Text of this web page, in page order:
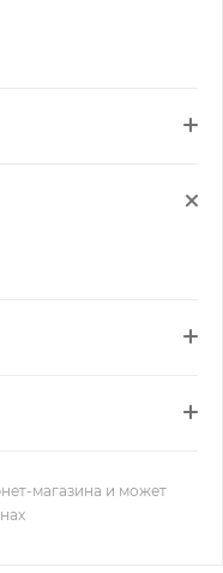
магазина и может